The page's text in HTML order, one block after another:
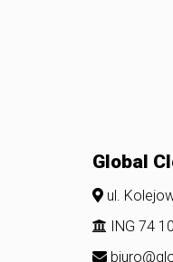
Global
ul.
ING 74